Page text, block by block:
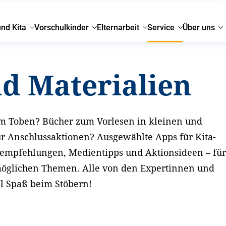
Kita Vorschulkinder Elternarbeit Service Über uns
Materialien
Toben? Bücher zum Vorlesen in kleinen und
Ausgewählte Apps für Kita-
Medientipps und Aktionsideen – für
Themen. Alle von den Expertinnen und
Spaß beim Stöbern!